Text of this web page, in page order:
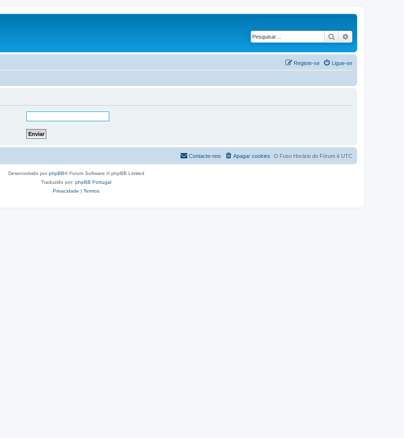
Pesquisar
Ligue-se
Registe-se
O Fuso Horário do Fórum é UTC
Apagar cookies
Contacte-nos
Desenvolvido porphpBB® Forum Software © phpBB Limited
Traduzido por: phpBB Portugal
Privacidade | Termos